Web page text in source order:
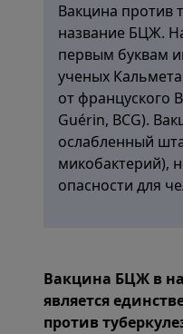
Вакцина против
название БЦЖ.
первым буквам
ученых
от француского
Guérin, BCG).
ослабленный
микобактерий),
опасности для
Вакцина БЦЖ в
является
против